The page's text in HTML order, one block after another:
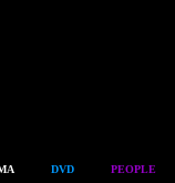
DVD PEOPLE